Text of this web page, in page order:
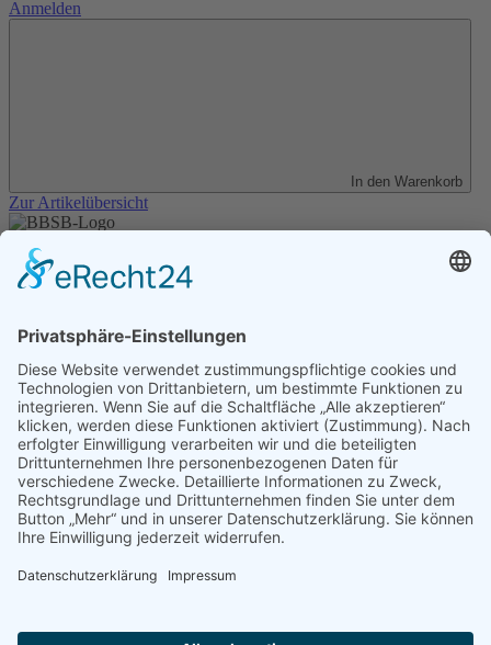
Anmelden
In den Warenkorb
Zur Artikelübersicht
Unser Angebot
Shop
Datenschutz
Kontakt
Transparenzerklärung
BBSB-Inform: täglich aktualisierte Infos
für sehbehinderte und blinde Menschen
Anmeldung Newsletter BBSB-Inform
Unser Newsletter für Unterstützer